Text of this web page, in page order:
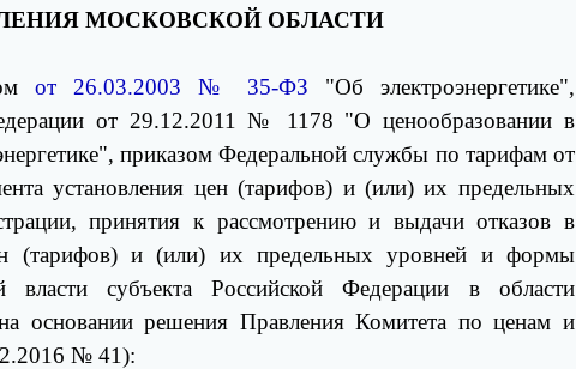
МОСКОВСКОЙ ОБЛАСТИ
от 26.03.2003 № 35-ФЗ "Об электроэнергетике",
от 29.12.2011 № 1178 "О ценообразовании в
приказом Федеральной службы по тарифам от
установления цен (тарифов) и (или) их предельных
принятия к рассмотрению и выдачи отказов в
(тарифов) и (или) их предельных уровней и формы
власти субъекта Российской Федерации в области
основании решения Правления Комитета по ценам и
№ 41):